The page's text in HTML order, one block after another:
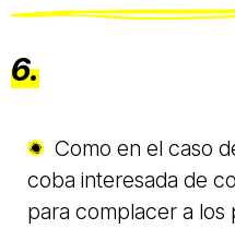
6.
Como en el caso
coba interesada de
para complacer a los